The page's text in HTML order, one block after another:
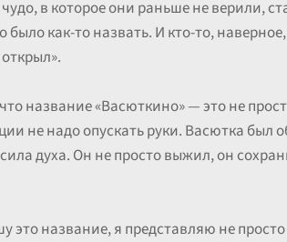
в которое они раньше не верили,
было как-то назвать. И кто-то,
открыл».
название «Васюткино» — это не
не надо опускать руки. Васютка был
духа. Он не просто выжил, он
это название, я представляю не